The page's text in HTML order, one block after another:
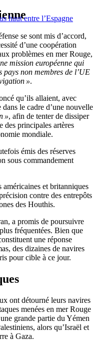
haut entre l’Espagne
se sont mis d’accord,
d’une coopération
problèmes en mer Rouge,
mission européenne qui
non membres de l’UE
».
qu’ils allaient, avec
le cadre d’une nouvelle
», afin de tenter de dissiper
des principales artères
mondiale.
émis des réserves
sous commandement
et britanniques
contre des entrepôts
des Houthis.
a promis de poursuivre
fréquentées. Bien que
une réponse
des dizaines de navires
pour cible à ce jour.
ont détourné leurs navires
menées en mer Rouge
grande partie du Yémen
alors qu’Israël et
à Gaza.